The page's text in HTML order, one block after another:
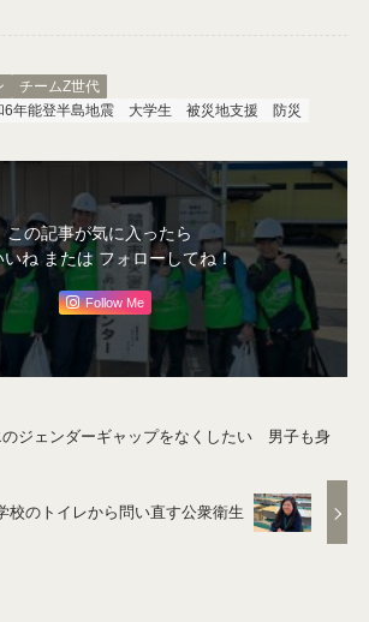
チームZ世代
6年能登半島地震 大学生 被災地支援 防災
この記事が気に入ったら
ね または フォローしてね！
Follow Me
のジェンダーギャップをなくしたい 男子も身
校のトイレから問い直す公衆衛生